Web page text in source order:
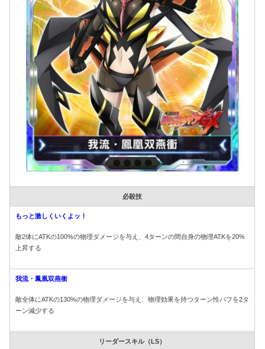
必殺技
もっと激しくいくよッ！
敵2体にATKの100%の物理ダメージを与え、4ターンの間自身の物理ATKを20%
上昇する
我流・鳳凰双燕衝
敵全体にATKの130%の物理ダメージを与え、物理効果を持つターン性バフを2タ
ーン減少する
リーダースキル（LS）